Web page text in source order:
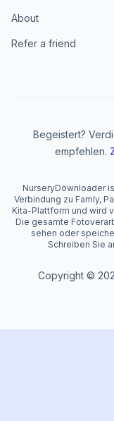
About
Refer a friend
Begeistert?
empfehlen.
NurseryDownloader
Verbindung zu Famly,
Kita-Plattform und wird
Die gesamte
sehen oder
Schreiben Sie
Copyright ©